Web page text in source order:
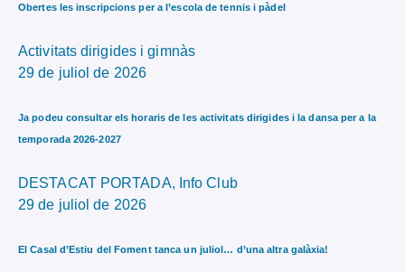
Obertes les inscripcions per a l’escola de tennis i pàdel
Activitats dirigides i gimnàs
29 de juliol de 2026
Ja podeu consultar els horaris de les activitats dirigides i la dansa per a la
temporada 2026-2027
DESTACAT PORTADA, Info Club
29 de juliol de 2026
El Casal d’Estiu del Foment tanca un juliol… d’una altra galàxia!